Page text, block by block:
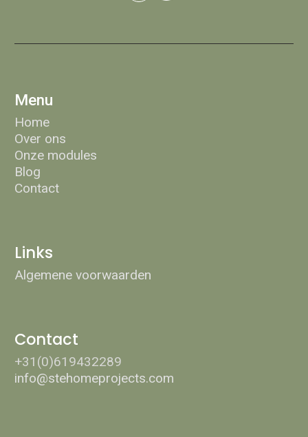
Menu
Home
Over ons
Onze modules
Blog
Contact
Links
Algemene voorwaarden
Contact
+31(0)619432289
info@stehomeprojects.com